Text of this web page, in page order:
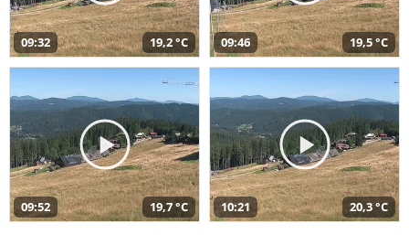
09:32 19,2 °C 09:46 19,5 °C
09:52 19,7 °C 10:21 20,3 °C